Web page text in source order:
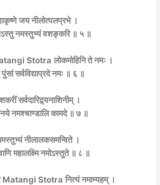
जय नीलोत्पलप्रभे ।
नमस्तुभ्यं वशङ्करि ॥ ५ ॥
Stotra लोकमोहिनि ते नमः ।
पुंसां सर्वविद्याप्रदे नमः ॥ ६ ॥
सर्वदारिद्र्यनाशिनीम् ।
नमश्चाण्डालि कामदे ॥ ७ ॥
नीलालकसमन्विते ।
महालक्ष्मि नमोऽस्तुते ॥ ८ ॥
Matangi Stotra नित्यं नमाम्यहम् ।